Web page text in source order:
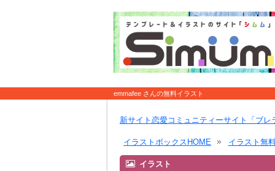
emmafee さんの無料イラスト
新サイト恋愛コミュニティーサイト「ブレ
イラストボックスHOME イラスト無
イラスト